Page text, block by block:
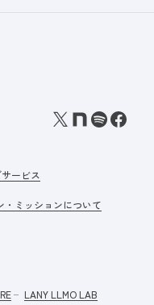
ービス
・ミッションについて
LANY LLMO LAB